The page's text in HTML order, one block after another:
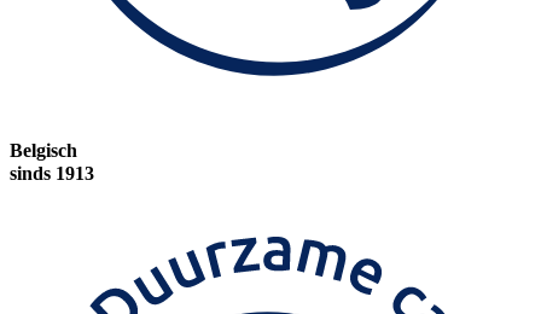
Belgisch
sinds 1913